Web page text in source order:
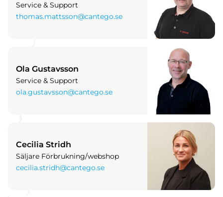
Service & Support
thomas.mattsson@cantego.se
Ola Gustavsson
Service & Support
ola.gustavsson@cantego.se
Cecilia Stridh
Säljare Förbrukning/webshop
cecilia.stridh@cantego.se